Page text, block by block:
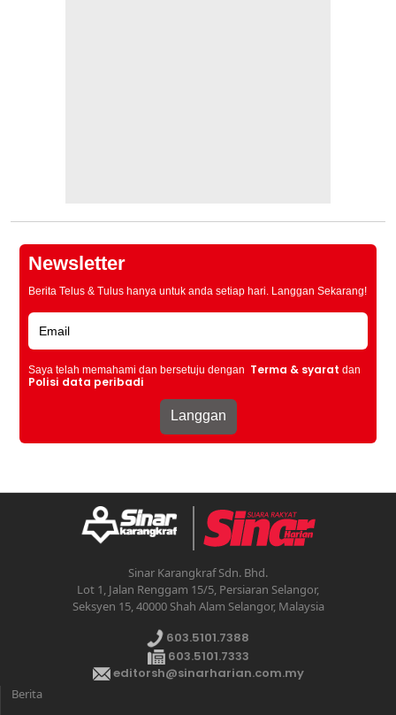
Newsletter
Berita Telus & Tulus hanya untuk anda setiap hari. Langgan Sekarang!
Saya telah memahami dan bersetuju dengan Terma & syarat dan
Polisi data peribadi
Sinar Karangkraf Sdn. Bhd.
Lot 1, Jalan Renggam 15/5, Persiaran Selangor,
Seksyen 15, 40000 Shah Alam Selangor, Malaysia
603.5101.7388
603.5101.7333
editorsh@sinarharian.com.my
Berita